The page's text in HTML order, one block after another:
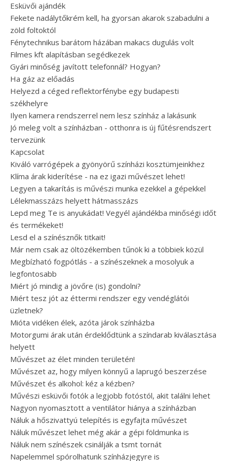
Esküvői ajándék
Fekete nadálytőkrém kell, ha gyorsan akarok szabadulni a
zöld foltoktól
Fénytechnikus barátom házában makacs dugulás volt
Filmes kft alapításban segédkezek
Gyári minőség javított telefonnál? Hogyan?
Ha gáz az előadás
Helyezd a céged reflektorfénybe egy budapesti
székhelyre
Ilyen kamera rendszerrel nem lesz színház a lakásunk
Jó meleg volt a színházban - otthonra is új fűtésrendszert
tervezünk
Kapcsolat
Kiváló varrógépek a gyönyörű színházi kosztümjeinkhez
Klíma árak kiderítése - na ez igazi művészet lehet!
Legyen a takarítás is művészi munka ezekkel a gépekkel
Lélekmasszázs helyett hátmasszázs
Lepd meg Te is anyukádat! Vegyél ajándékba minőségi időt
és termékeket!
Lesd el a színésznők titkait!
Már nem csak az öltözékemben tűnök ki a többiek közül
Megbízható fogpótlás - a színészeknek a mosolyuk a
legfontosabb
Miért jó mindig a jövőre (is) gondolni?
Miért tesz jót az éttermi rendszer egy vendéglátói
üzletnek?
Mióta vidéken élek, azóta járok színházba
Motorgumi árak után érdeklődtünk a színdarab kiválasztása
helyett
Művészet az élet minden területén!
Művészet az, hogy milyen könnyű a laprugó beszerzése
Művészet és alkohol: kéz a kézben?
Művészi esküvői fotók a legjobb fotóstól, akit találni lehet
Nagyon nyomasztott a ventilátor hiánya a színházban
Náluk a hőszivattyú telepítés is egyfajta művészet
Náluk művészet lehet még akár a gépi földmunka is
Náluk nem színészek csinálják a tsmt tornát
Napelemmel spórolhatunk színházjegyre is